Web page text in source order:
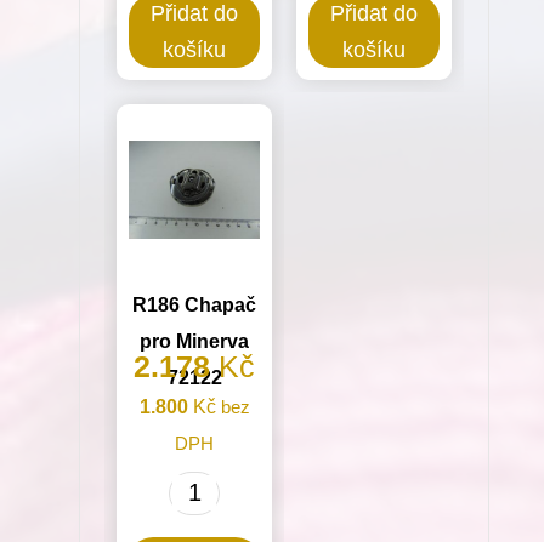
pro
Minerva
Přidat do
košíku
pro
Minerva
Přidat do
košíku
R186 Chapač
pro Minerva
72122
2.178Kč
1.800 Kčbez
DPH
R186